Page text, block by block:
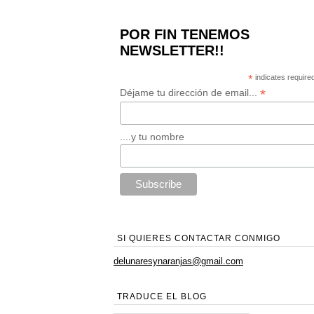
POR FIN TENEMOS
NEWSLETTER!!
* indicates
Déjame tu dirección de email... *
....y tu nombre
SI QUIERES CONTACTAR CONMIGO
delunaresynaranjas@gmail.com
TRADUCE EL BLOG